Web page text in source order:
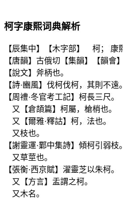
柯字康熙词典解析
【辰集中】【木字部】 柯； 康
【唐韻】古俄切【集韻】【韻會
【說文】斧柄也。
【詩·豳風】伐柯伐柯，其則不遠。
【周禮·冬官考工記】柯長三尺。
又【倉頡篇】柯屬，槍梢也。
又【爾雅·釋詁】柯，法也。
又枝也。
【謝靈運·鄴中集詩】傾柯引弱枝。
又草莖也。
【張衡·西京賦】濯靈芝以朱柯。
又【方言】盂謂之柯。
又木名。